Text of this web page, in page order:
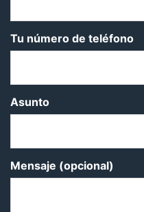
Tu número de teléfono
Asunto
Mensaje (opcional)